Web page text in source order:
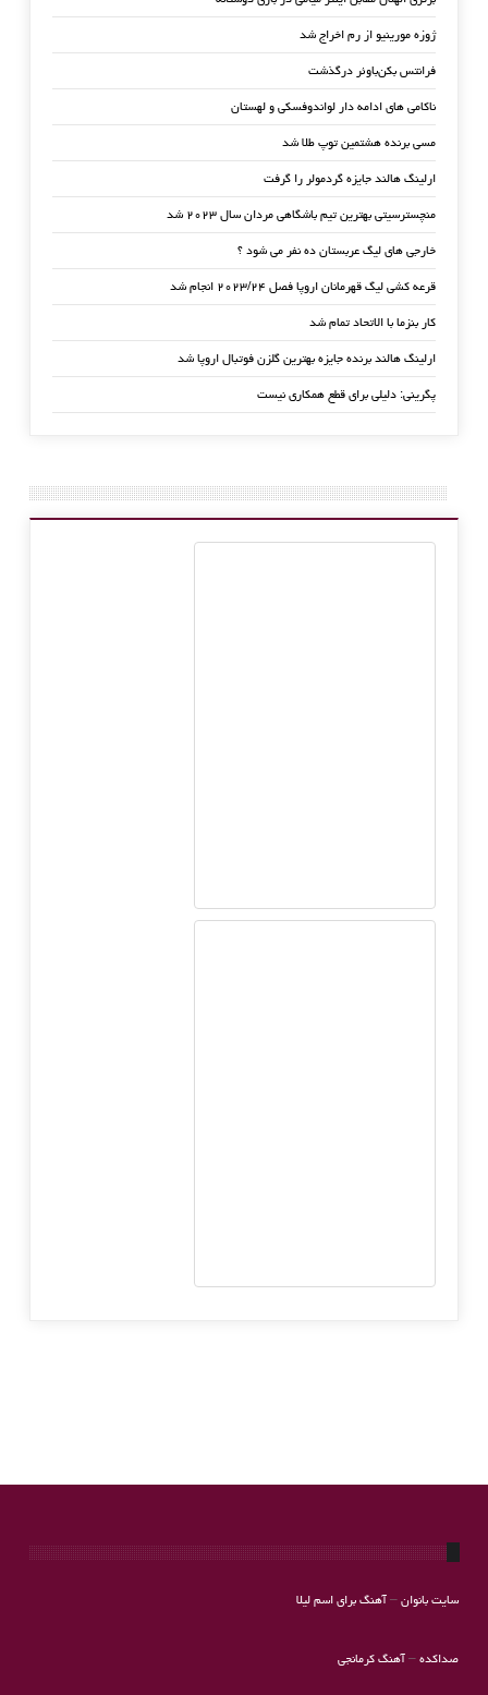
ژوزه مورینیو از رم اخراج شد
فرانتس بکن‌باوئر درگذشت
ناکامی های ادامه دار لواندوفسکی و لهستان
مسی برنده هشتمین توپ طلا شد
ارلینگ هالند جایزه گردمولر را گرفت
منچسترسیتی بهترین تیم باشگاهی مردان سال ۲۰۲۳ شد
خارجی های لیگ عربستان ده نفر می شود ؟
قرعه کشی لیگ قهرمانان اروپا فصل ۲۰۲۳/۲۴ انجام شد
کار بنزما با الاتحاد تمام شد
ارلینگ هالند برنده جایزه بهترین گلزن فوتبال اروپا شد
پگرینی: دلیلی برای قطع همکاری نیست
سایت بانوان– آهنگ برای اسم لیلا
صداکده– آهنگ کرمانجی